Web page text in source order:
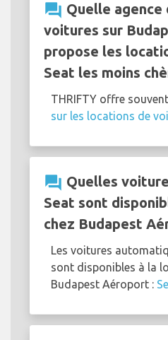
question_answer Quelle agence
voitures sur
propose les
Seat les moins
THRIFTY offre
sur les locations de
question_answer Quelles
Seat sont
chez Budapest
Les voitures
sont disponibles à la
Budapest Aéroport :